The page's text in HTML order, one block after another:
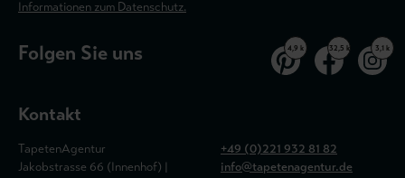
Informationen zum Datenschutz.
Folgen Sie uns 4,9 k 32,5 k 3,1 k
Kontakt
TapetenAgentur
Jakobstrasse 66 (Innenhof) |
+49 (0)221 932 81 82
info@tapetenagentur.de